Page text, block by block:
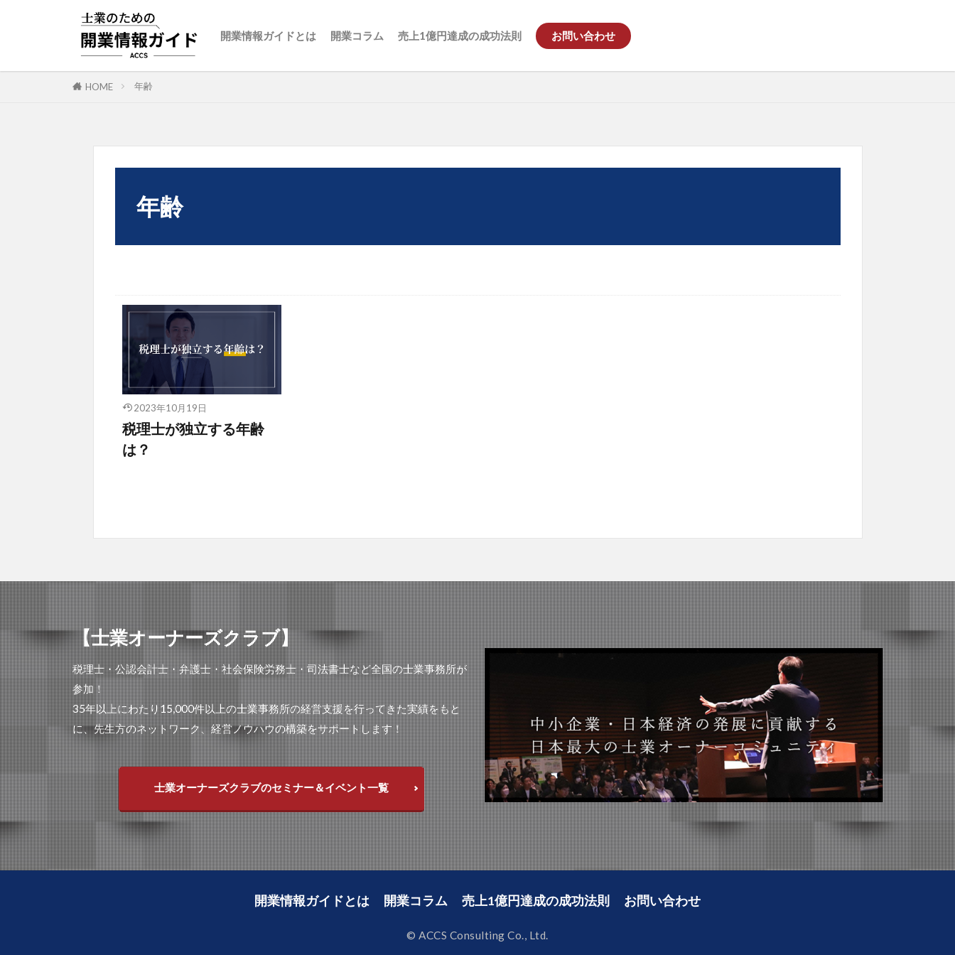
開業情報ガイドとは 開業コラム 売上1億円達成の成功法則 お問い合わせ
HOME 年齢
年齢
2023年10月19日
税理士が独立する年齢
は？
【士業オーナーズクラブ】
税理士・公認会計士・弁護士・社会保険労務士・司法書士など全国の士業事務所が
参加！
35年以上にわたり15,000件以上の士業事務所の経営支援を行ってきた実績をもと
に、先生方のネットワーク、経営ノウハウの構築をサポートします！
士業オーナーズクラブのセミナー＆イベント一覧
開業情報ガイドとは 開業コラム 売上1億円達成の成功法則 お問い合わせ
© ACCS Consulting Co., Ltd.